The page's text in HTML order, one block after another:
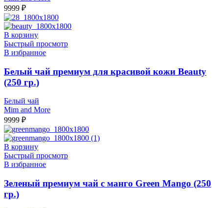
9999 ₽
В корзину
Быстрый просмотр
В избранное
Белый чай премиум для красивой кожи Beauty
(250 гр.)
Белый чай
Mim and More
9999 ₽
В корзину
Быстрый просмотр
В избранное
Зеленый премиум чай с манго Green Mango (250
гр.)